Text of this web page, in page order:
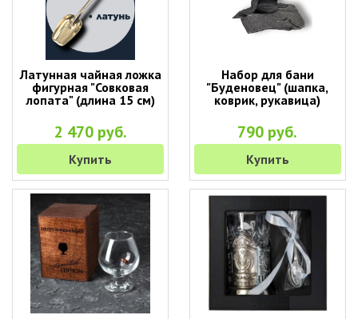
Латунная чайная ложка
фигурная "Совковая
лопата" (длина 15 см)
2 470 руб.
Купить
Набор для бани
"Буденовец" (шапка,
коврик, рукавица)
790 руб.
Купить